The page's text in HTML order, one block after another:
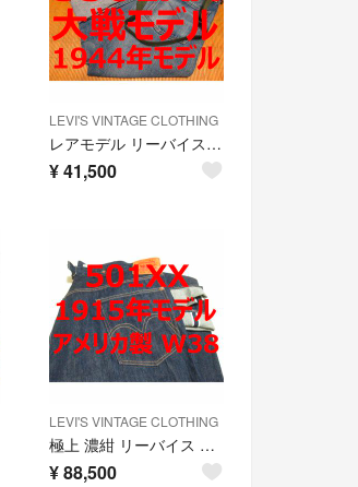
LEVI'S VINTAGE CLOTHING
レアモデル リーバイス 501 44501 1944年モデル 大戦モデル
¥41,500
LEVI'S VINTAGE CLOTHING
極上 濃紺 リーバイス 501XX 1915年モデル W38 アメリカ製
¥88,500